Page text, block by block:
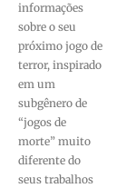
informações
sobre o seu
próximo jogo de
terror, inspirado
em um
subgênero de
“jogos de
morte” muito
diferente do
seus trabalhos